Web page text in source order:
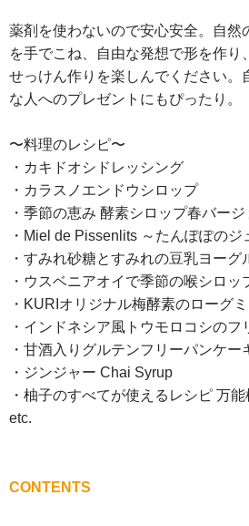
薬剤を使わないので安心安全。自然
を手でこね、自由な発想で形を作り
せっけん作りを楽しんでください。
な人へのプレゼントにもぴったり。
〜料理のレシピ〜
・カキドオシドレッシング
・カラスノエンドウシロップ
・季節の恵み 酵素シロップ春バージ
・Miel de Pissenlits ～たんぽぽのジ
・すみれ砂糖とすみれの豆乳ヨーグ
・ウスベニアオイで季節の喉シロッ
・KURIオリジナル梅酵素のローグミ
・インドネシア風トウモロコシのフ
・甘酒入りグルテンフリーパンケー
・ジンジャー Chai Syrup
・柚子のすべてが使えるレシピ 万能
etc.
CONTENTS